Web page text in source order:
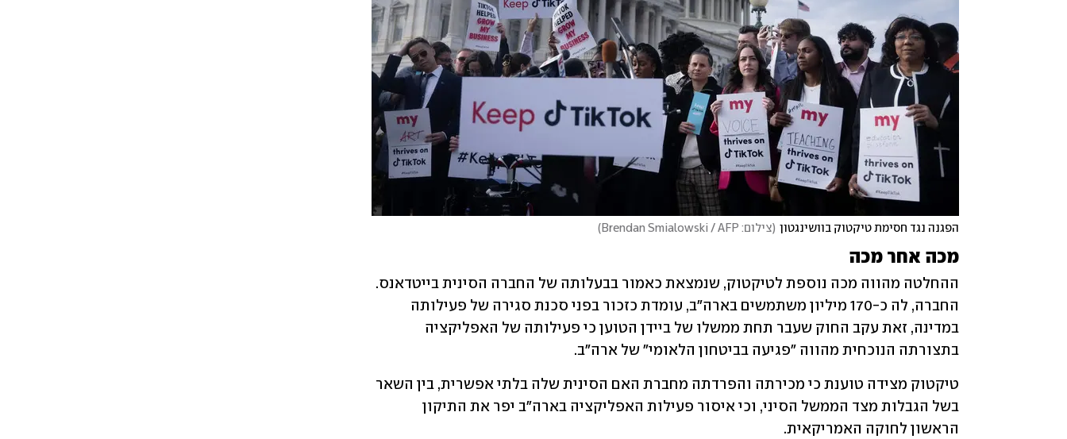
הפגנה נגד חסימת טיקטוק בוושינגטון (צילום: Brendan Smialowski / AFP )
מכה אחר מכה
בתצורתה הנוכחית מהווה "פגיעה בביטחון הלאומי" של ארה"ב.
הראשון לחוקה האמריקאית.